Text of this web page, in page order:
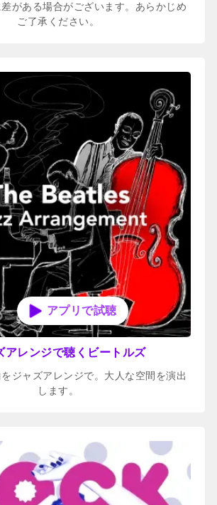
差がある場合がございます。あらかじめ
ご了承ください。
アプリで試聴
アレンジで聴くビートルズ
ジャズアレンジで。大人な空間を演出
します。